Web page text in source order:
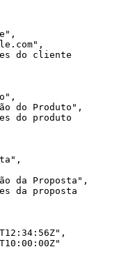
do cliente
do Produto",
do produto
da Proposta",
da proposta